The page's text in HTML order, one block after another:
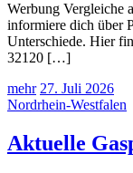
Werbung Vergleiche
informiere dich über
Unterschiede. Hier
32120 […]
mehr 27. Juli 2026
Nordrhein-Westfalen
Aktuelle